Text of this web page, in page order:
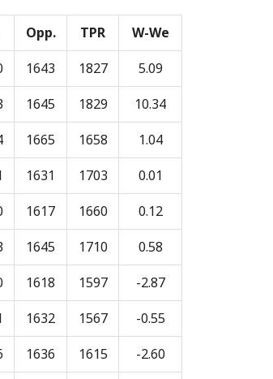
Opp. TPR
W-We
1643 1827
5.09
1645 1829
10.34
1665 1658
1.04
1631 1703
0.01
1617 1660
0.12
1645 1710
0.58
1618 1597
-2.87
1632 1567
-0.55
1636 1615
-2.60